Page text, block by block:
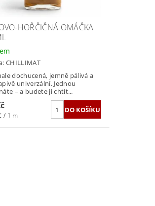
HOŘČIČNÁ OMÁČKA
CHILLIMAT
dochucená, jemně pálivá a
univerzální. Jednou
– a budete ji chtít...
/ 1 ml